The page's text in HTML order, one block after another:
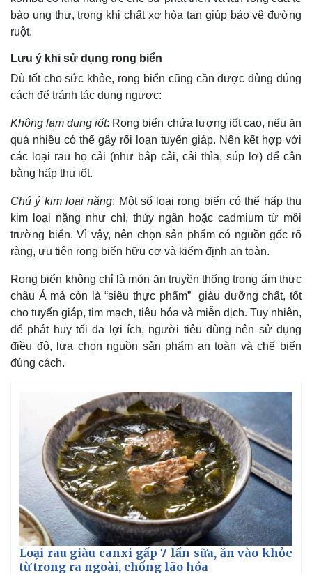
Bất động sản
Khởi nghiệp
Giá vàng
Tiêu dùng
Tỷ giá
Chứng khoán
bào ung thư, trong khi chất xơ hòa tan giúp bảo vệ đường
ruột.
Lưu ý khi sử dụng rong biển
Dù tốt cho sức khỏe, rong biển cũng cần được dùng đúng
cách để tránh tác dụng ngược:
Không lạm dụng iốt: Rong biển chứa lượng iốt cao, nếu ăn
quá nhiều có thể gây rối loạn tuyến giáp. Nên kết hợp với
các loại rau họ cải (như bắp cải, cải thìa, súp lơ) để cân
bằng hấp thu iốt.
Chú ý kim loại nặng: Một số loại rong biển có thể hấp thụ
kim loại nặng như chì, thủy ngân hoặc cadmium từ môi
trường biển. Vì vậy, nên chọn sản phẩm có nguồn gốc rõ
ràng, ưu tiên rong biển hữu cơ và kiểm định an toàn.
Rong biển không chỉ là món ăn truyền thống trong ẩm thực
châu Á mà còn là “siêu thực phẩm” giàu dưỡng chất, tốt
cho tuyến giáp, tim mạch, tiêu hóa và miễn dịch. Tuy nhiên,
để phát huy tối đa lợi ích, người tiêu dùng nên sử dụng
điều độ, lựa chọn nguồn sản phẩm an toàn và chế biến
đúng cách.
Loại rau giàu canxi gấp 7 lần sữa, ăn vào khỏe
từ trong ra ngoài, chống lão hóa